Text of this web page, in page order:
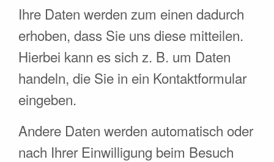
Ihre Daten werden zum einen dadurch
erhoben, dass Sie uns diese mitteilen.
Hierbei kann es sich z. B. um Daten
handeln, die Sie in ein Kontaktformular
eingeben.
Andere Daten werden automatisch oder
nach Ihrer Einwilligung beim Besuch